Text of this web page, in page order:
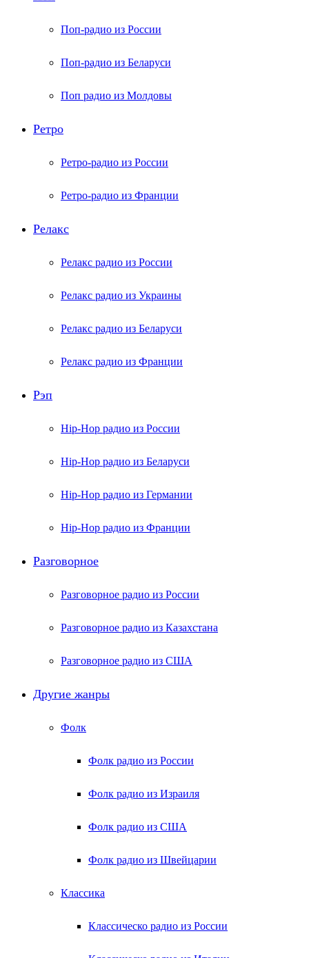
Поп-радио из России
Поп-радио из Беларуси
Поп радио из Молдовы
Ретро
Ретро-радио из России
Ретро-радио из Франции
Релакс
Релакс радио из России
Релакс радио из Украины
Релакс радио из Беларуси
Релакс радио из Франции
Рэп
Hip-Hop радио из России
Hip-Hop радио из Беларуси
Hip-Hop радио из Германии
Hip-Hop радио из Франции
Разговорное
Разговорное радио из России
Разговорное радио из Казахстана
Разговорное радио из США
Другие жанры
Фолк
Фолк радио из России
Фолк радио из Израиля
Фолк радио из США
Фолк радио из Швейцарии
Классика
Классическо радио из России